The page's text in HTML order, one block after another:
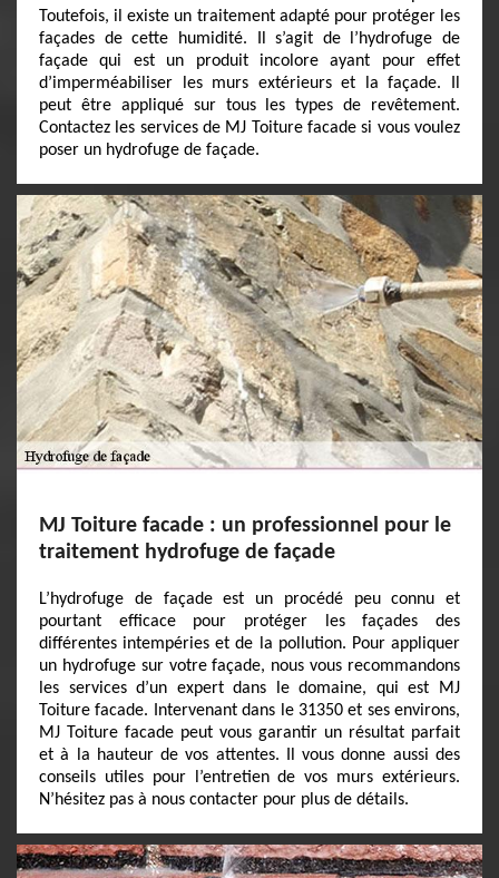
Toutefois, il existe un traitement adapté pour protéger les
façades de cette humidité. Il s’agit de l’hydrofuge de
façade qui est un produit incolore ayant pour effet
d’imperméabiliser les murs extérieurs et la façade. Il
peut être appliqué sur tous les types de revêtement.
Contactez les services de MJ Toiture facade si vous voulez
poser un hydrofuge de façade.
MJ Toiture facade : un professionnel pour le
traitement hydrofuge de façade
L’hydrofuge de façade est un procédé peu connu et
pourtant efficace pour protéger les façades des
différentes intempéries et de la pollution. Pour appliquer
un hydrofuge sur votre façade, nous vous recommandons
les services d’un expert dans le domaine, qui est MJ
Toiture facade. Intervenant dans le 31350 et ses environs,
MJ Toiture facade peut vous garantir un résultat parfait
et à la hauteur de vos attentes. Il vous donne aussi des
conseils utiles pour l’entretien de vos murs extérieurs.
N’hésitez pas à nous contacter pour plus de détails.